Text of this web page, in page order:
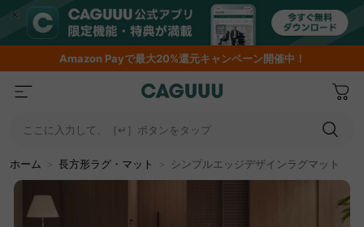
AmazonPayで最大20%還元キャンペーン開催中！
ここに入力して、［↵］ボタンをタップ
ホーム 長方形ラグ・マット シンプルエッジデザインラグマット